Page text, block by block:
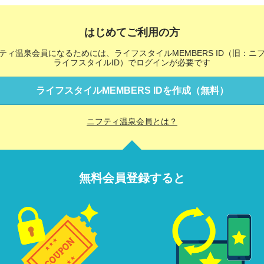
はじめてご利用の方
ィ温泉会員になるためには、ライフスタイルMEMBERS ID（旧：ニ
ライフスタイルID）でログインが必要です
ライフスタイルMEMBERS IDを作成（無料）
ニフティ温泉会員とは？
無料会員登録すると